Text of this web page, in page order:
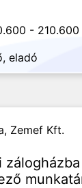
-
eladó
Zemef Kft.